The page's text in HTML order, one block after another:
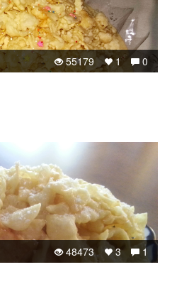
0
1
55179
1
3
48473